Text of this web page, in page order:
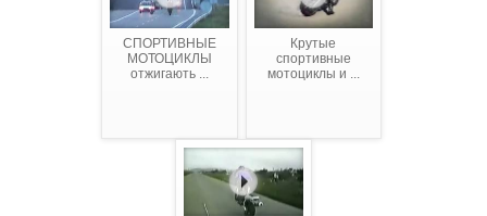
СПОРТИВНЫЕ
МОТОЦИКЛЫ
отжигають ...
Крутые
спортивные
мотоциклы и ...